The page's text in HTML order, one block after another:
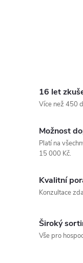
16 let
Více než 450
Možnost
Platí na
15 000 Kč.
Kvalitní
Konzultace
Široký
Vše pro